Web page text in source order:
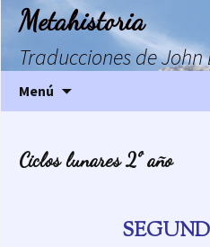
Saltar
contenido
Metahistoria
Traducciones de
Menú
Ciclos lunares 2º año